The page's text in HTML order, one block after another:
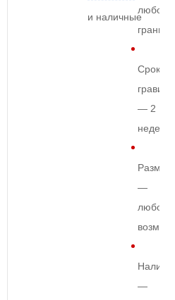
и наличные
любом
граните
Срок
— 2
недели
Размер
—
любой
—